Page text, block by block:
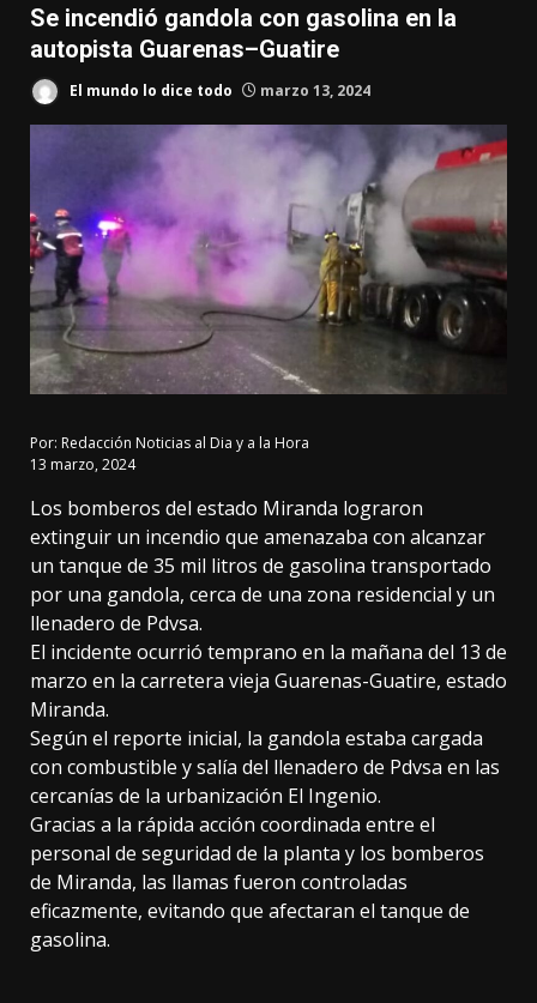
Se incendió gandola con gasolina en la
autopista Guarenas–Guatire
El mundo lo dice todo marzo 13, 2024
Por: Redacción Noticias al Dia y a la Hora
13 marzo, 2024
Los bomberos del estado Miranda lograron
extinguir un incendio que amenazaba con alcanzar
un tanque de 35 mil litros de gasolina transportado
por una gandola, cerca de una zona residencial y un
llenadero de Pdvsa.
El incidente ocurrió temprano en la mañana del 13 de
marzo en la carretera vieja Guarenas-Guatire, estado
Miranda.
Según el reporte inicial, la gandola estaba cargada
con combustible y salía del llenadero de Pdvsa en las
cercanías de la urbanización El Ingenio.
Gracias a la rápida acción coordinada entre el
personal de seguridad de la planta y los bomberos
de Miranda, las llamas fueron controladas
eficazmente, evitando que afectaran el tanque de
gasolina.